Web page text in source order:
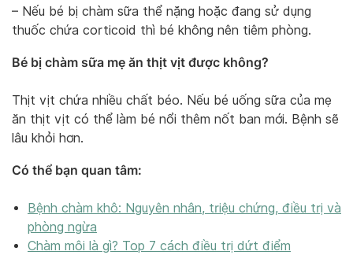
– Nếu bé bị chàm sữa thể nặng hoặc đang sử dụng
thuốc chứa corticoid thì bé không nên tiêm phòng.
Bé bị chàm sữa mẹ ăn thịt vịt được không?
Thịt vịt chứa nhiều chất béo. Nếu bé uống sữa của mẹ
ăn thịt vịt có thể làm bé nổi thêm nốt ban mới. Bệnh sẽ
lâu khỏi hơn.
Có thể bạn quan tâm:
Bệnh chàm khô: Nguyên nhân, triệu chứng, điều trị và
phòng ngừa
Chàm môi là gì? Top 7 cách điều trị dứt điểm